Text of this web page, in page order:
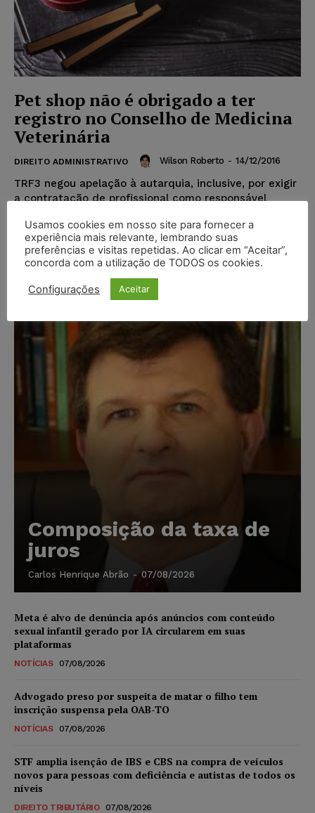
Pet shop não é obrigado a ter
registro no Conselho de Medicina
Veterinária
DIREITO ADMINISTRATIVO Wilson Roberto - 14/12/2016
TRF3 negou apelação à autarquia, inclusive, por exigir
a contratação de profissional como responsável
Tribunal Regional Federal da...
Composição da taxa de
juros
Carlos Henrique Abrão - 07/08/2026
Meta é alvo de denúncia após anúncios com conteúdo
sexual infantil gerado por IA circularem em suas
plataformas
NOTÍCIAS 07/08/2026
Advogado preso por suspeita de matar o filho tem
inscrição suspensa pela OAB-TO
NOTÍCIAS 07/08/2026
STF amplia isenção de IBS e CBS na compra de veículos
novos para pessoas com deficiência e autistas de todos os
níveis
DIREITO TRIBUTÁRIO 07/08/2026
Usamos cookies em nosso site para fornecer a
experiência mais relevante, lembrando suas
preferências e visitas repetidas. Ao clicar em “Aceitar”,
concorda com a utilização de TODOS os cookies.
Configurações Aceitar